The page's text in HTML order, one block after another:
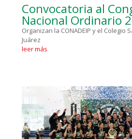
Convocatoria al
Nacional Ordinario
Organizan la CONADEIP y el Colegio
Juárez
leer más